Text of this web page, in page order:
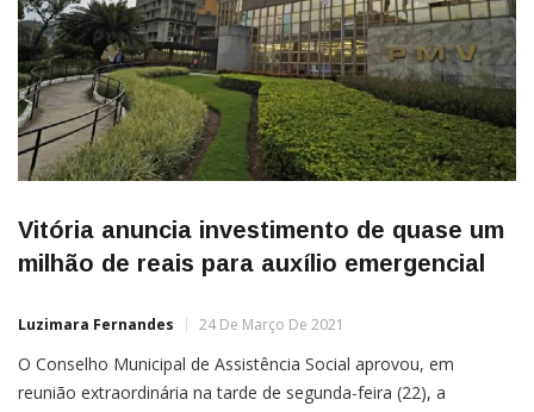
Vitória anuncia investimento de quase um
milhão de reais para auxílio emergencial
Luzimara Fernandes 24 De Março De 2021
O Conselho Municipal de Assistência Social aprovou, em
reunião extraordinária na tarde de segunda-feira (22), a